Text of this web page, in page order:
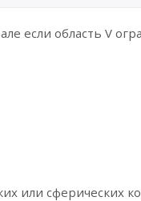
если область V
или сферических